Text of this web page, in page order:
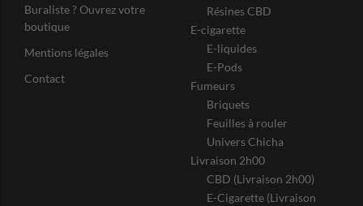
Buraliste ? Ouvrez votre
boutique
Mentions légales
Contact
Résines CBD
E-cigarette
E-liquides
E-Pods
Fumeurs
Briquets
Feuilles à rouler
Univers Chicha
Livraison 2h00
CBD (Livraison 2h00)
E-Cigarette (Livraison